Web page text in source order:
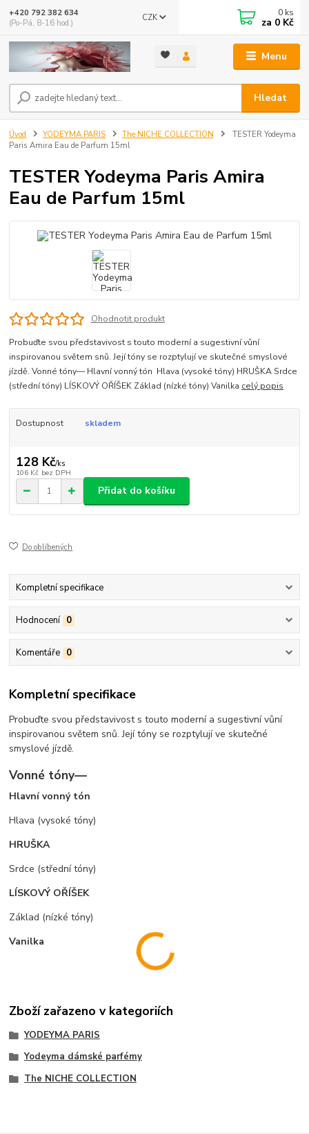
Menu
CZK
Hledat
+420 792 382 634
(Po-Pá, 8-16 hod.)
0 ks
za 0 Kč
Úvod YODEYMA PARIS The NICHE COLLECTION
TESTER Yodeyma
Paris Amira Eau de Parfum 15ml
TESTER Yodeyma Paris Amira
Eau de Parfum 15ml
Ohodnotit produkt
Probuďte svou představivost s touto moderní a sugestivní vůní
inspirovanou světem snů. Její tóny se rozptylují ve skutečné smyslové
jízdě. Vonné tóny— Hlavní vonný tón Hlava (vysoké tóny) HRUŠKA Srdce
(střední tóny) LÍSKOVÝ OŘÍŠEK Základ (nízké tóny) Vanilka celý popis
Dostupnost skladem
128 Kč/ks
106 Kč bez DPH
Přidat do košíku
Do oblíbených
Kompletní specifikace
Hodnocení 0
Komentáře 0
Kompletní specifikace
Probuďte svou představivost s touto moderní a sugestivní vůní
inspirovanou světem snů. Její tóny se rozptylují ve skutečné
smyslové jízdě.
Vonné tóny—
Hlavní vonný tón
Hlava (vysoké tóny)
HRUŠKA
Srdce (střední tóny)
LÍSKOVÝ OŘÍŠEK
Základ (nízké tóny)
Vanilka
Zboží zařazeno v kategoriích
YODEYMA PARIS
Yodeyma dámské parfémy
The NICHE COLLECTION